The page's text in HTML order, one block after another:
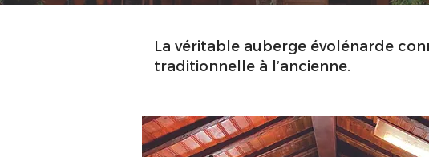
La véritable auberge évolénarde
traditionnelle à l’ancienne.